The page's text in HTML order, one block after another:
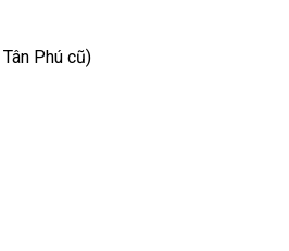
Phú cũ)